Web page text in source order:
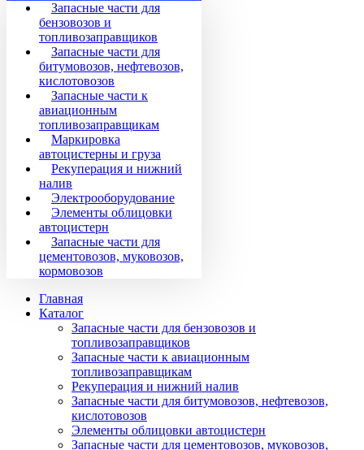
Запасные части для
бензовозов и
топливозаправщиков
Запасные части для
битумовозов, нефтевозов,
кислотовозов
Запасные части к
авиационным
топливозаправщикам
Маркировка
автоцистерны и груза
Рекуперация и нижний
налив
Электрооборудование
Элементы облицовки
автоцистерн
Запасные части для
цементовозов, муковозов,
кормовозов
Главная
Каталог
Запасные части для бензовозов и
топливозаправщиков
Запасные части к авиационным
топливозаправщикам
Рекуперация и нижний налив
Запасные части для битумовозов, нефтевозов,
кислотовозов
Элементы облицовки автоцистерн
Запасные части для цементовозов, муковозов,